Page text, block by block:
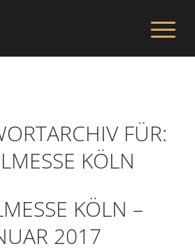
FÜR:
KÖLN
KÖLN –
2017